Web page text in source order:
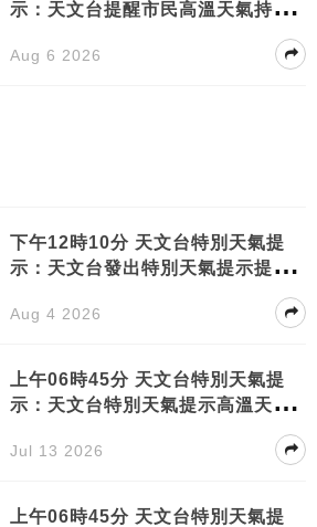
示：天文台提醒市民高溫天氣持續
Aug 6 2026
下午12時10分 天文台特別天氣提
示：天文台發出特別天氣提示提醒
Aug 4 2026
上午06時45分 天文台特別天氣提
示：天文台特別天氣提示高溫天氣
Jul 13 2026
上午06時45分 天文台特別天氣提